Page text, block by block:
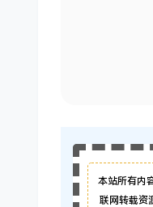
本站所有内
联网转载资